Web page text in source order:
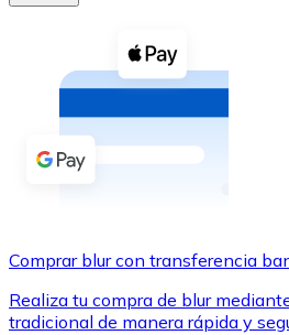
Compra criptomonedas con
Comprar con efectivo
Transferencia SEPA
Utiliza tarjetas Visa y
Comprar blur con transferencia
Realiza tu compra de blur
tradicional de manera rápida y